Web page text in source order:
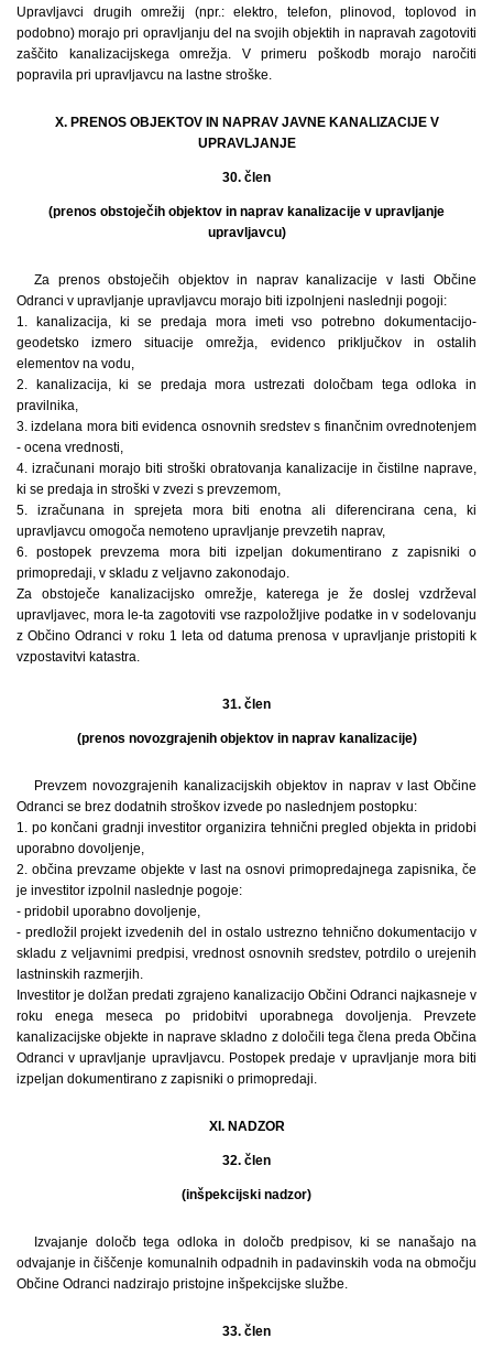
Upravljavci drugih omrežij (npr.: elektro, telefon, plinovod, toplovod in
podobno) morajo pri opravljanju del na svojih objektih in napravah zagotoviti
zaščito kanalizacijskega omrežja. V primeru poškodb morajo naročiti
popravila pri upravljavcu na lastne stroške.
X. PRENOS OBJEKTOV IN NAPRAV JAVNE KANALIZACIJE V
UPRAVLJANJE
30. člen
(prenos obstoječih objektov in naprav kanalizacije v upravljanje
upravljavcu)
Za prenos obstoječih objektov in naprav kanalizacije v lasti Občine
Odranci v upravljanje upravljavcu morajo biti izpolnjeni naslednji pogoji:
1. kanalizacija, ki se predaja mora imeti vso potrebno dokumentacijo-
geodetsko izmero situacije omrežja, evidenco priključkov in ostalih
elementov na vodu,
2. kanalizacija, ki se predaja mora ustrezati določbam tega odloka in
pravilnika,
3. izdelana mora biti evidenca osnovnih sredstev s finančnim ovrednotenjem
- ocena vrednosti,
4. izračunani morajo biti stroški obratovanja kanalizacije in čistilne naprave,
ki se predaja in stroški v zvezi s prevzemom,
5. izračunana in sprejeta mora biti enotna ali diferencirana cena, ki
upravljavcu omogoča nemoteno upravljanje prevzetih naprav,
6. postopek prevzema mora biti izpeljan dokumentirano z zapisniki o
primopredaji, v skladu z veljavno zakonodajo.
Za obstoječe kanalizacijsko omrežje, katerega je že doslej vzdrževal
upravljavec, mora le-ta zagotoviti vse razpoložljive podatke in v sodelovanju
z Občino Odranci v roku 1 leta od datuma prenosa v upravljanje pristopiti k
vzpostavitvi katastra.
31. člen
(prenos novozgrajenih objektov in naprav kanalizacije)
Prevzem novozgrajenih kanalizacijskih objektov in naprav v last Občine
Odranci se brez dodatnih stroškov izvede po naslednjem postopku:
1. po končani gradnji investitor organizira tehnični pregled objekta in pridobi
uporabno dovoljenje,
2. občina prevzame objekte v last na osnovi primopredajnega zapisnika, če
je investitor izpolnil naslednje pogoje:
- pridobil uporabno dovoljenje,
- predložil projekt izvedenih del in ostalo ustrezno tehnično dokumentacijo v
skladu z veljavnimi predpisi, vrednost osnovnih sredstev, potrdilo o urejenih
lastninskih razmerjih.
Investitor je dolžan predati zgrajeno kanalizacijo Občini Odranci najkasneje v
roku enega meseca po pridobitvi uporabnega dovoljenja. Prevzete
kanalizacijske objekte in naprave skladno z določili tega člena preda Občina
Odranci v upravljanje upravljavcu. Postopek predaje v upravljanje mora biti
izpeljan dokumentirano z zapisniki o primopredaji.
XI. NADZOR
32. člen
(inšpekcijski nadzor)
Izvajanje določb tega odloka in določb predpisov, ki se nanašajo na
odvajanje in čiščenje komunalnih odpadnih in padavinskih voda na območju
Občine Odranci nadzirajo pristojne inšpekcijske službe.
33. člen